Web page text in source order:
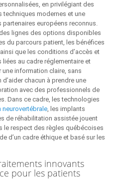
en privilégiant des
techniques modernes et une
européens reconnus.
lignes des options disponibles
du parcours patient, les bénéfices
que les conditions d’accès et
au cadre réglementaire et
une information claire, sans
chacun à prendre une
avec des professionnels de
Dans ce cadre, les technologies
, les implants
de réhabilitation assistée jouent
le respect des règles québécoises
d’un cadre éthique et basé sur les
innovants
pour les patients